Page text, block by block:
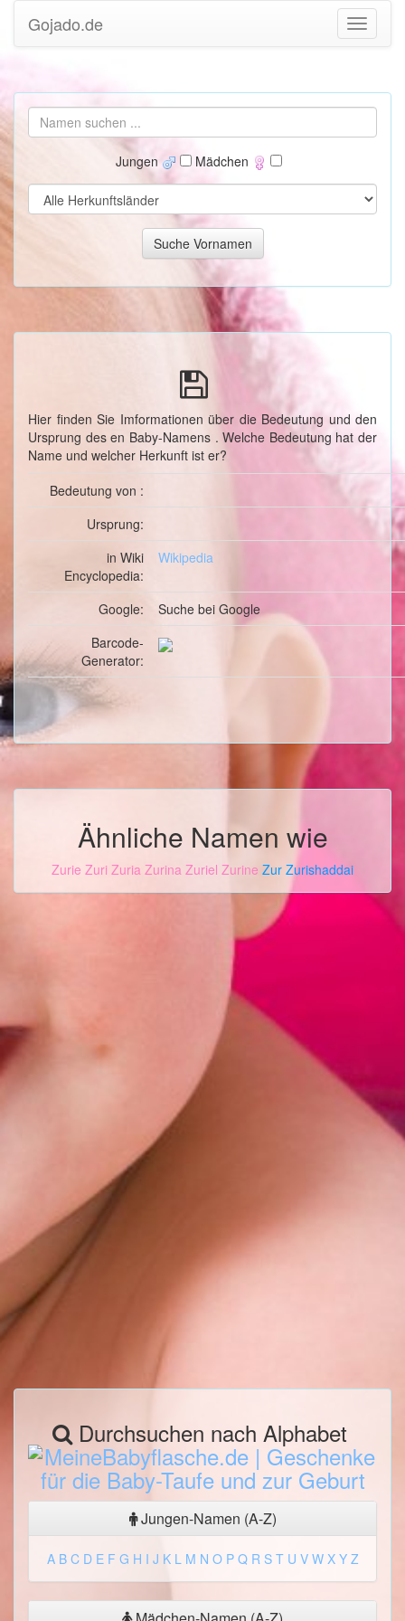
Gojado.de
Jungen Mädchen
Hier finden Sie Imformationen über die Bedeutung und den
Ursprung des en Baby-Namens . Welche Bedeutung hat der
Name und welcher Herkunft ist er?
Bedeutung von :
Ursprung:
in Wiki
Encyclopedia:
Wikipedia
Google: Suche bei Google
Barcode-
Generator:
Ähnliche Namen wie
Zurie Zuri Zuria Zurina Zuriel Zurine Zur Zurishaddai
Durchsuchen nach Alphabet
Jungen-Namen (A-Z)
A B C D E F G H I J K L M N O P Q R S T U V W X Y Z